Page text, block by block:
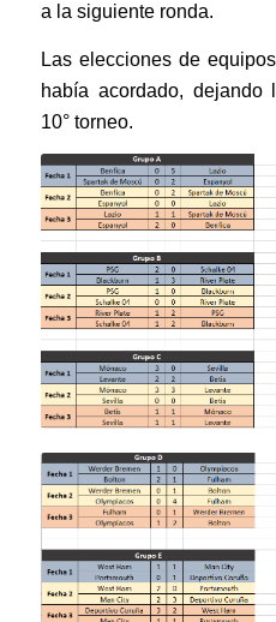
a la siguiente ronda.
Las elecciones de
había acordado, dejando
10° torneo.